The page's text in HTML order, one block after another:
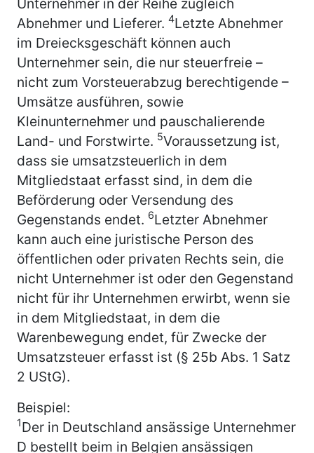
Abnehmer und Lieferer. 4Letzte Abnehmer
im Dreiecksgeschäft können auch
Unternehmer sein, die nur steuerfreie –
nicht zum Vorsteuerabzug berechtigende –
Umsätze ausführen, sowie
Kleinunternehmer und pauschalierende
Land- und Forstwirte. 5Voraussetzung ist,
dass sie umsatzsteuerlich in dem
Mitgliedstaat erfasst sind, in dem die
Beförderung oder Versendung des
Gegenstands endet. 6Letzter Abnehmer
kann auch eine juristische Person des
öffentlichen oder privaten Rechts sein, die
nicht Unternehmer ist oder den Gegenstand
nicht für ihr Unternehmen erwirbt, wenn sie
in dem Mitgliedstaat, in dem die
Warenbewegung endet, für Zwecke der
Umsatzsteuer erfasst ist (§ 25b Abs. 1 Satz
2 UStG).
Beispiel:
1Der in Deutschland ansässige Unternehmer
D bestellt beim in Belgien ansässigen